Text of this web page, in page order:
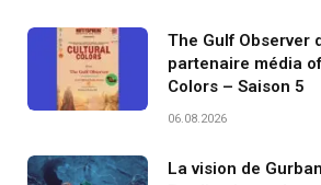
The Gulf Observer
partenaire média
Colors – Saison 5
06.08.2026
La vision de